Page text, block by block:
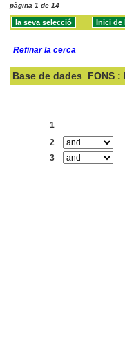
pàgina 1 de 14
Refinar la cerca
Base de dades FONS
1
2
3